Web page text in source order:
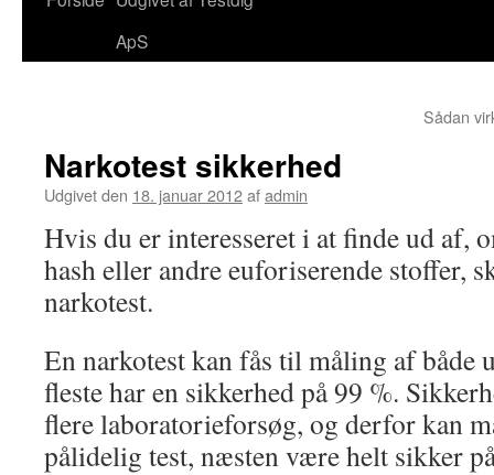
ApS
Sådan
Narkotest sikkerhed
Udgivet den 18. januar 2012afadmin
Hvis du er interesseret i at finde ud af,
hash eller andre euforiserende stoffer,
narkotest.
En narkotest kan fås til måling af både
fleste har en sikkerhed på 99 %.
flere laboratorieforsøg, og derfor kan
pålidelig test, næsten være helt sikker